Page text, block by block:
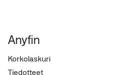
Anyfin
Korkolaskuri
Tiedotteet